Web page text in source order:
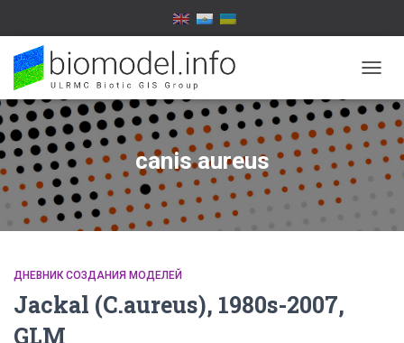
canis aureus
ДНЕВНИК СОЗДАНИЯ МОДЕЛЕЙ
Jackal (C.aureus), 1980s-2007,
GLM